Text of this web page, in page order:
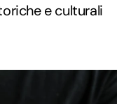
e culturali